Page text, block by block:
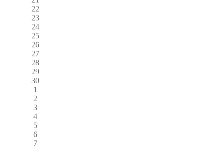
22
23
24
25
26
27
28
29
30
1
2
3
4
5
6
7